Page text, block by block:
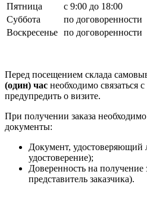
Пятница
с 9:00 до 18:00
Суббота
по договоренности
Воскресенье по договоренности
Перед посещением склада
(один) час необходимо связаться
предупредить о визите.
При получении заказа
документы:
Документ, удостоверяющий
удостоверение);
Доверенность на получение
представитель заказчика).